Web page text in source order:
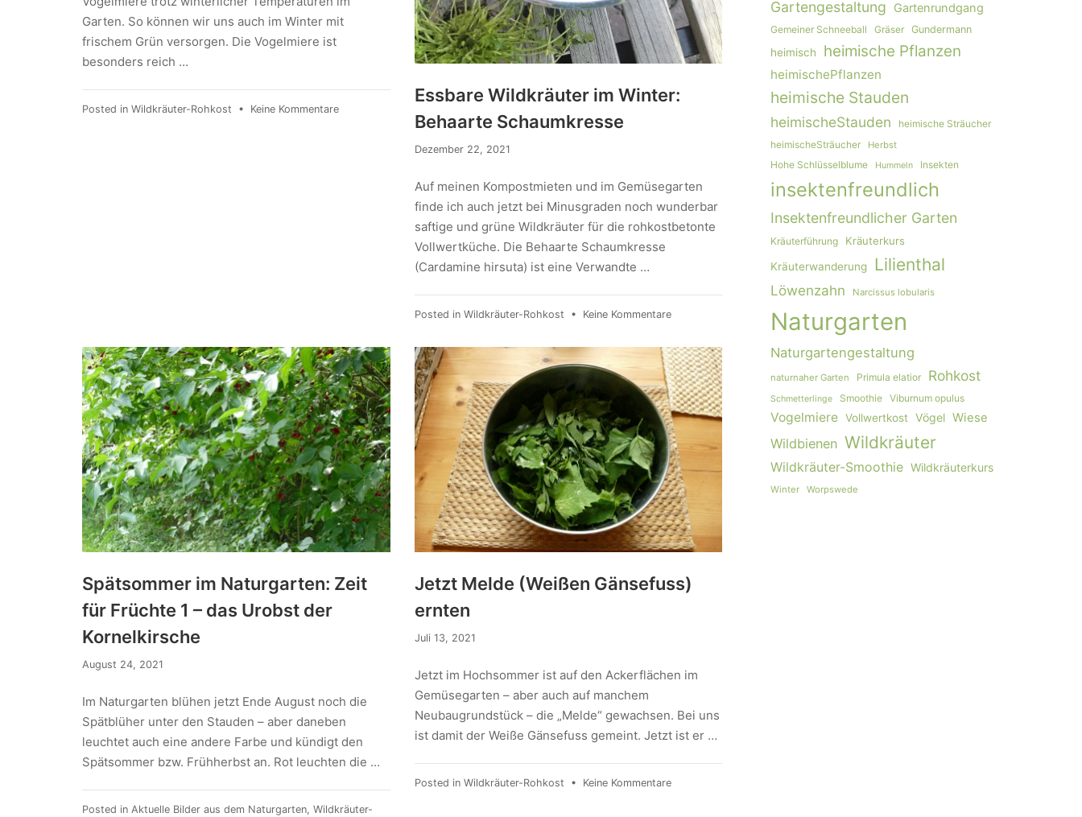
Garten. So können wir uns auch im Winter mit
frischem Grün versorgen. Die Vogelmiere ist
besonders reich …
Posted in Wildkräuter-Rohkost • Keine Kommentare
Essbare Wildkräuter im Winter:
Behaarte Schaumkresse
Dezember 22, 2021
Auf meinen Kompostmieten und im Gemüsegarten
finde ich auch jetzt bei Minusgraden noch wunderbar
saftige und grüne Wildkräuter für die rohkostbetonte
Vollwertküche. Die Behaarte Schaumkresse
(Cardamine hirsuta) ist eine Verwandte …
Posted in Wildkräuter-Rohkost • Keine Kommentare
Spätsommer im Naturgarten: Zeit
für Früchte 1 – das Urobst der
Kornelkirsche
August 24, 2021
Im Naturgarten blühen jetzt Ende August noch die
Spätblüher unter den Stauden – aber daneben
leuchtet auch eine andere Farbe und kündigt den
Spätsommer bzw. Frühherbst an. Rot leuchten die …
Posted in Aktuelle Bilder aus dem Naturgarten, Wildkräuter-
Jetzt Melde (Weißen Gänsefuss)
ernten
Juli 13, 2021
Jetzt im Hochsommer ist auf den Ackerflächen im
Gemüsegarten – aber auch auf manchem
Neubaugrundstück – die „Melde“ gewachsen. Bei uns
ist damit der Weiße Gänsefuss gemeint. Jetzt ist er …
Posted in Wildkräuter-Rohkost • Keine Kommentare
Gartengestaltung Gartenrundgang
Gemeiner Schneeball Gräser Gundermann
heimisch heimische Pflanzen
heimischePflanzen
heimische Stauden
heimischeStauden
heimische Sträucher
heimischeSträucher
Herbst
Hohe Schlüsselblume Hummeln Insekten
insektenfreundlich
Insektenfreundlicher Garten
Kräuterführung
Kräuterkurs
Kräuterwanderung
Lilienthal
Löwenzahn Narcissus lobularis
Naturgarten
Naturgartengestaltung
naturnaher Garten Primula elatior Rohkost
Schmetterlinge Smoothie Viburnum opulus
Vogelmiere Vollwertkost Vögel Wiese
Wildbienen Wildkräuter
Wildkräuter-Smoothie Wildkräuterkurs
Winter Worpswede